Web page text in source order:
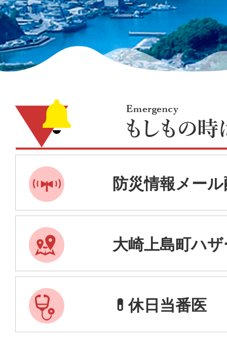
麻しん（はしか）の感染予防
Emergency
も
し
も
の
時
は
防災情報メー
大崎上島町ハ
💊休日当番医